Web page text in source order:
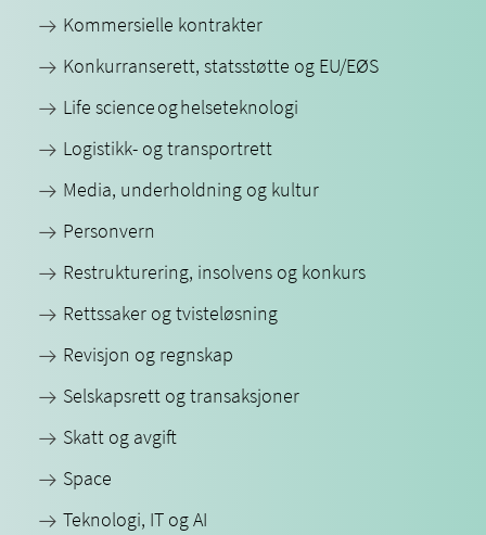
Kommersielle kontrakter
Konkurranserett, statsstøtte og EU/EØS
Life science og helseteknologi
Logistikk- og transportrett
Media, underholdning og kultur
Personvern
Restrukturering, insolvens og konkurs
Rettssaker og tvisteløsning
Revisjon og regnskap
Selskapsrett og transaksjoner
Skatt og avgift
Space
Teknologi, IT og AI